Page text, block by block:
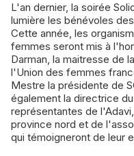
L'an dernier, la soirée
lumière les bénévoles
Cette année, les
femmes seront mis à
Darman, la maitresse de
l'Union des femmes
Mestre la présidente de
également la directrice
représentantes de
province nord et de
qui témoigneront de leur